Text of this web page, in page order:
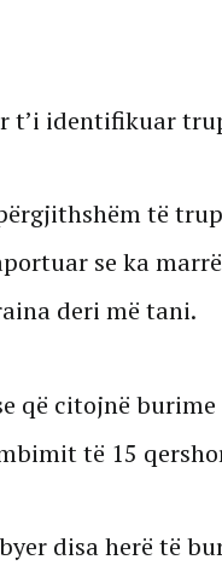
t’i identifikuar
të
se ka
deri më tani.
që citojnë
të 15
disa herë të